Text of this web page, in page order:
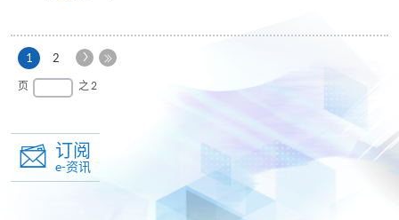
1 本
页
2
下
页
页 之 2
订阅
e-资讯